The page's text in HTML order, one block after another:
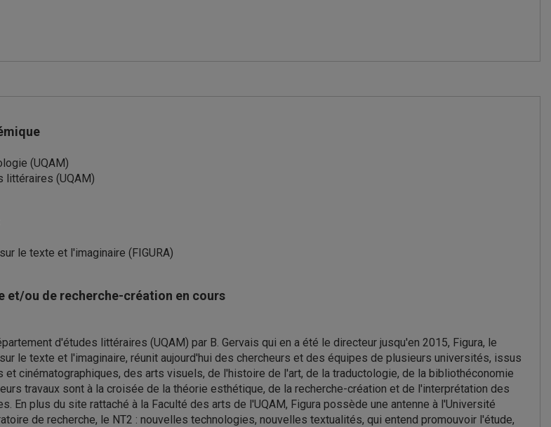
(UQAM)
littéraires (UQAM)
le texte et l'imaginaire (FIGURA)
et/ou de recherche-création en cours
d'études littéraires (UQAM) par B. Gervais qui en a été le directeur jusqu'en 2015, Figura, le
le texte et l'imaginaire, réunit aujourd'hui des chercheurs et des équipes de plusieurs universités, issus
cinématographiques, des arts visuels, de l'histoire de l'art, de la traductologie, de la bibliothéconomie
travaux sont à la croisée de la théorie esthétique, de la recherche-création et de l'interprétation des
En plus du site rattaché à la Faculté des arts de l'UQAM, Figura possède une antenne à l'Université
de recherche, le NT2 : nouvelles technologies, nouvelles textualités, qui entend promouvoir l'étude,